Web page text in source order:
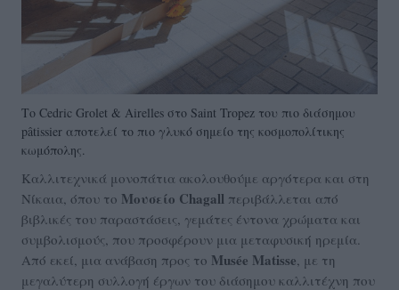
Το Cedric Grolet & Airelles στο Saint Tropez του πιο διάσημου
pâtissier αποτελεί το πιο γλυκό σημείο της κοσμοπολίτικης
κωμόπολης.
Καλλιτεχνικά μονοπάτια ακολουθούμε αργότερα και στη
Νίκαια, όπου το Μουσείο Chagall περιβάλλεται από
βιβλικές του παραστάσεις, γεμάτες έντονα χρώματα και
συμβολισμούς, που προσφέρουν μια μεταφυσική ηρεμία.
Από εκεί, μια ανάβαση προς το Musée Matisse , με τη
μεγαλύτερη συλλογή έργων του διάσημου καλλιτέχνη που